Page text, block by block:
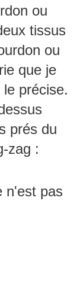
ou
tissus
ou
que je
précise.
prés du
zag :
n'est pas